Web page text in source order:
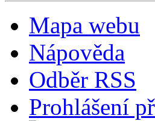
Mapa webu
Nápověda
Odběr RSS
Prohlášení